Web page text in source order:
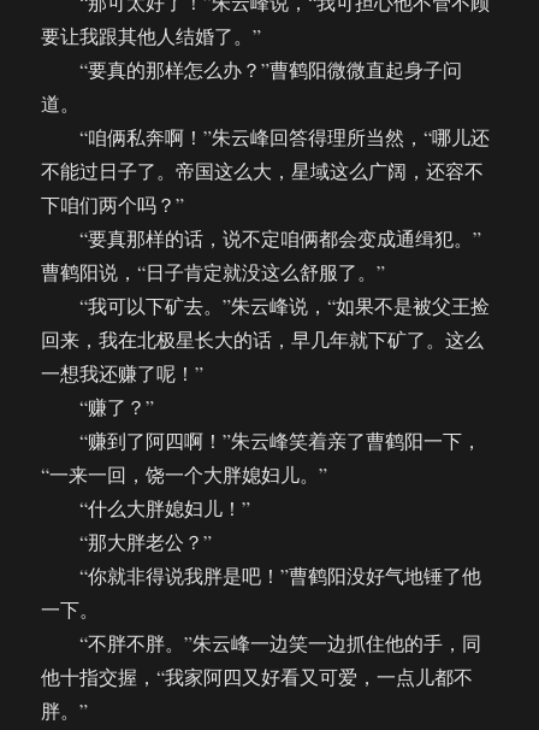
要让我跟其他人结婚了。”
“要真的那样怎么办？”曹鹤阳微微直起身子问
道。
“咱俩私奔啊！”朱云峰回答得理所当然，“哪儿还
不能过日子了。帝国这么大，星域这么广阔，还容不
下咱们两个吗？”
“要真那样的话，说不定咱俩都会变成通缉犯。”
曹鹤阳说，“日子肯定就没这么舒服了。”
“我可以下矿去。”朱云峰说，“如果不是被父王捡
回来，我在北极星长大的话，早几年就下矿了。这么
一想我还赚了呢！”
“赚了？”
“赚到了阿四啊！”朱云峰笑着亲了曹鹤阳一下，
“一来一回，饶一个大胖媳妇儿。”
“什么大胖媳妇儿！”
“那大胖老公？”
“你就非得说我胖是吧！”曹鹤阳没好气地锤了他
一下。
“不胖不胖。”朱云峰一边笑一边抓住他的手，同
他十指交握，“我家阿四又好看又可爱，一点儿都不
胖。”